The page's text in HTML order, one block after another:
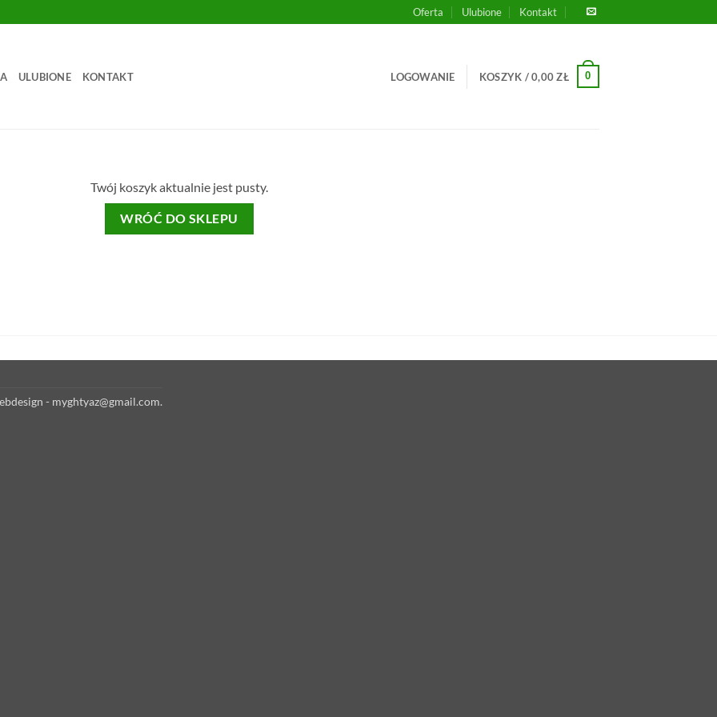
Oferta Ulubione Kontakt
ULUBIONE KONTAKT LOGOWANIE KOSZYK /0,00ZŁ 0
Twój koszyk aktualnie jest pusty.
WRÓĆ DO SKLEPU
- myghtyaz@gmail.com.